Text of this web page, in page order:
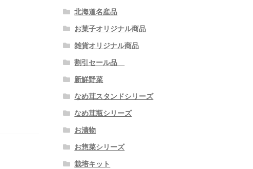
北海道名産品
お菓子オリジナル商品
雑貨オリジナル商品
割引セール品
新鮮野菜
なめ茸スタンドシリーズ
なめ茸瓶シリーズ
お漬物
お惣菜シリーズ
栽培キット